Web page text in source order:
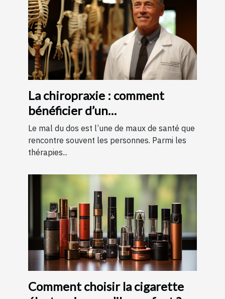
La chiropraxie : comment
bénéficier d’un
remboursement ?
Le mal du dos est l’une de maux de santé que
rencontre souvent les personnes. Parmi les
thérapies...
Comment choisir la cigarette